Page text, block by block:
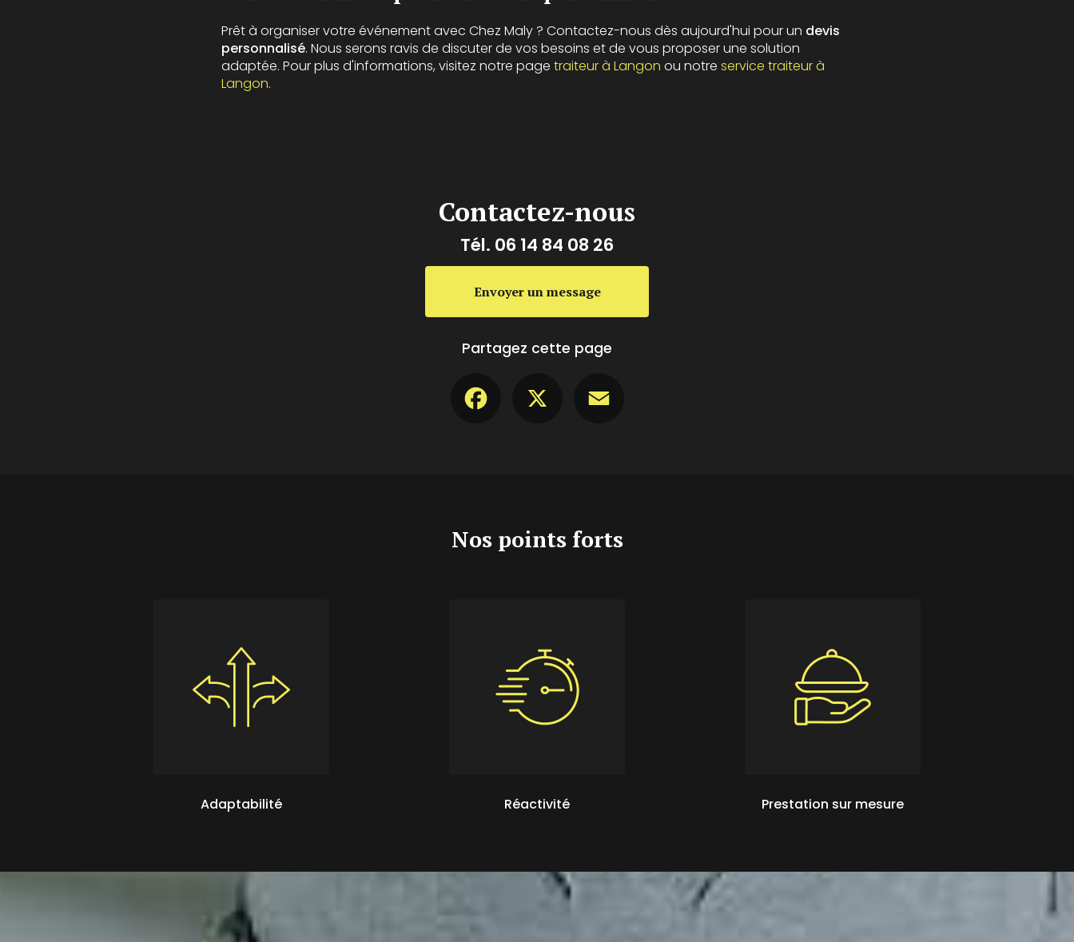
Prêt à organiser votre événement avec Chez Maly ? Contactez-nous dès aujourd'hui pour un devis
personnalisé. Nous serons ravis de discuter de vos besoins et de vous proposer une solution
adaptée. Pour plus d'informations, visitez notre page traiteur à Langon ou notre service traiteur à
Langon.
Contactez-nous
Tél. 06 14 84 08 26
Envoyer un message
Partagez cette page
Nos points forts
Adaptabilité Réactivité Prestation sur mesure